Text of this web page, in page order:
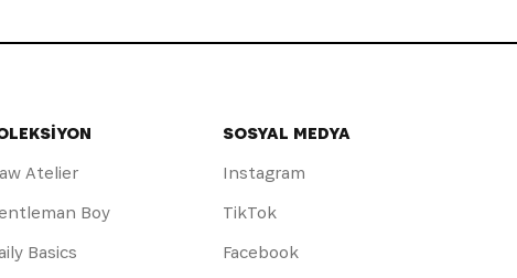
Atelier
Boy
Basics
SOSYAL MEDYA
Instagram
TikTok
Facebook